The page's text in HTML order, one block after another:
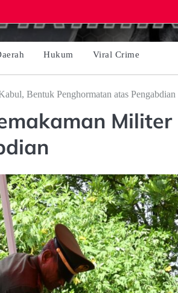
Hukum Viral Crime
Bentuk Penghormatan atas Pengabdian
Militer